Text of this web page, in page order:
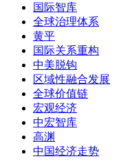
国际智库
全球治理体系
黄平
国际关系重构
中美脱钩
区域性融合发展
全球价值链
宏观经济
中宏智库
高渊
中国经济走势